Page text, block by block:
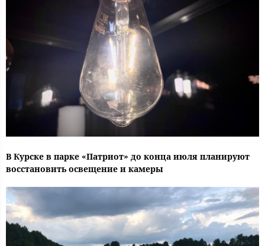
В Курске в парке «Патриот» до конца июля планируют
восстановить освещение и камеры